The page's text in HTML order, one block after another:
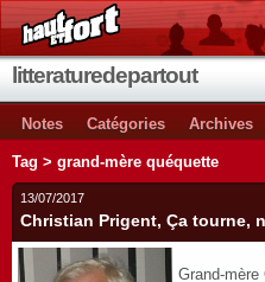
litteraturedepartout
Notes Catégories Archives
Tag > grand-mère quéquette
13/07/2017
Christian Prigent, Ça tourne,
[à
Grand-